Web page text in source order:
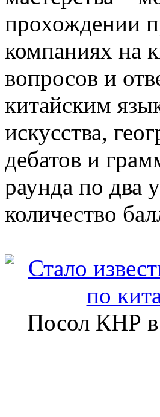
прохождении
компаниях на
вопросов и
китайским
искусства,
дебатов и
раунда по два
количество
Посол КНР